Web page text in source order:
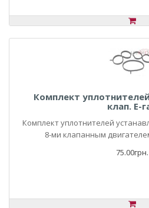
Комплект
клап. Е-
Комплект уплотнителей
8-ми клапанным
75.00грн.